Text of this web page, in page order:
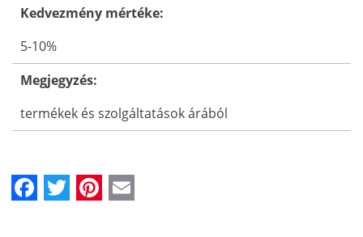
Kedvezmény mértéke:
5-10%
Megjegyzés:
termékek és szolgáltatások árából
Facebook
TwitterPinterest